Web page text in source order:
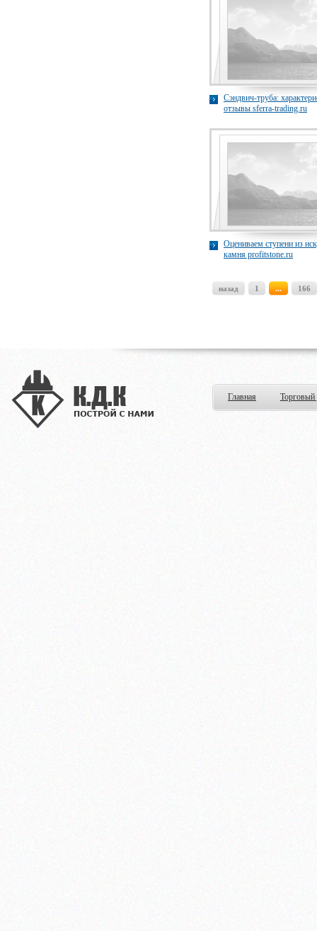
Сэндвич-труба:
отзывы sferra-trading.ru
Оцениваем ступени из
камня profitstone.ru
назад 1 ... 166
Главная